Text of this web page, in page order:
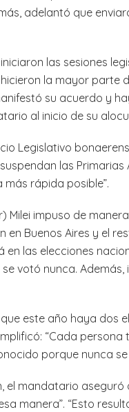
adelantó que
las sesiones
la mayor parte
su acuerdo y
al inicio de su
Legislativo
las
rápida posible”.
Milei impuso de
en Buenos Aires y el
en las elecciones
votó nunca.
este año haya dos
“Cada
porque nunca se
el mandatario
manera”. “Esto